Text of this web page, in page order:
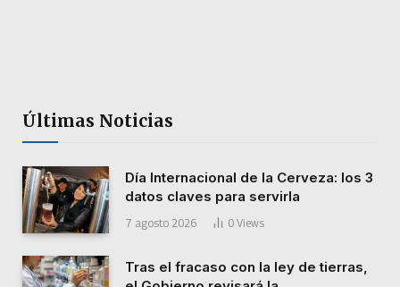
Últimas Noticias
Día Internacional de la Cerveza: los 3
datos claves para servirla
7 agosto 2026 0 Views
Tras el fracaso con la ley de tierras,